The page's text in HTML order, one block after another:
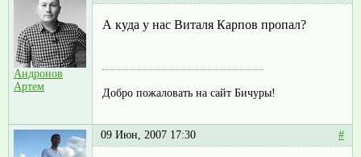
Андронов
Артем
А куда у нас Виталя Карпов пропал?
Добро пожаловать на сайт Бичуры!
09 Июн, 2007 17:30 #